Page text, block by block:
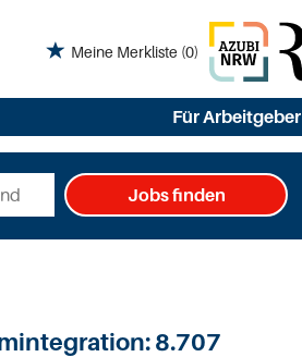
Meine Merkliste (0)
Für Arbeitgeber
Jobs finden
8.707